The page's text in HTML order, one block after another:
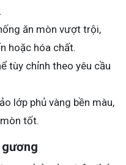
ăn mòn vượt trội,
hoặc hóa chất.
tùy chỉnh theo yêu cầu
lớp phủ vàng bền màu,
tốt.